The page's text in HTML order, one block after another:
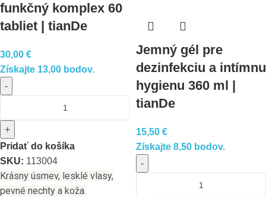
funkčný komplex 60
tabliet | tianDe
30,00 €
Získajte 13,00 bodov.
-
+
Pridať do košíka
SKU: 113004
Krásny úsmev, lesklé vlasy,
pevné nechty a koža.
Jemný gél pre
dezinfekciu a intímnu
hygienu 360 ml |
tianDe
15,50 €
Získajte 8,50 bodov.
-